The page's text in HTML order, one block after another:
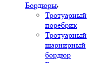
Бордюры
Тротуарный
поребрик
Тротуарный
шарнирный
бордюр